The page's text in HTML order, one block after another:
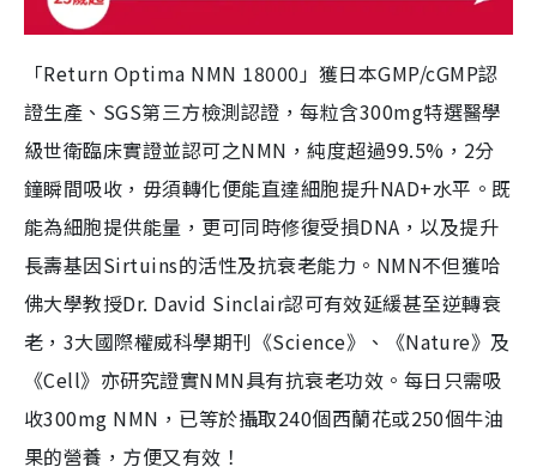
「Return Optima NMN 18000」獲日本GMP/cGMP認
證生產、SGS第三方檢測認證，每粒含300mg特選醫學
級世衛臨床實證並認可之NMN，純度超過99.5%，2分
鐘瞬間吸收，毋須轉化便能直達細胞提升NAD+水平。既
能為細胞提供能量，更可同時修復受損DNA，以及提升
長壽基因Sirtuins的活性及抗衰老能力。NMN不但獲哈
佛大學教授Dr. David Sinclair認可有效延緩甚至逆轉衰
老，3大國際權威科學期刊《Science》、《Nature》及
《Cell》亦研究證實NMN具有抗衰老功效。每日只需吸
收300mg NMN，已等於攝取240個西蘭花或250個牛油
果的營養，方便又有效！